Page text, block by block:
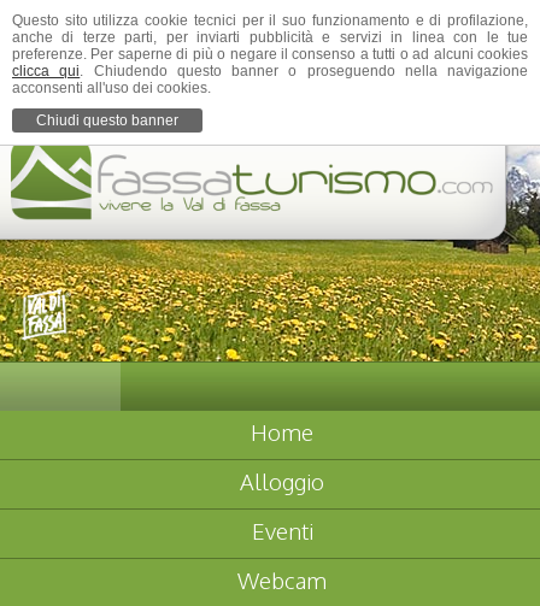
Home
Alloggio
Eventi
Webcam
Questo sito utilizza cookie tecnici per il suo funzionamento e di profilazione,
anche di terze parti, per inviarti pubblicità e servizi in linea con le tue
preferenze. Per saperne di più o negare il consenso a tutti o ad alcuni cookies
clicca qui. Chiudendo questo banner o proseguendo nella navigazione
acconsenti all'uso dei cookies.
Chiudi questo banner